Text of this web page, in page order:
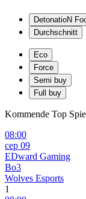
DetonatioN
Durchschnitt
Eco
Force
Semi buy
Full buy
Kommende Top
08:00
сер 09
EDward Gaming
Bo3
Wolves Esports
1